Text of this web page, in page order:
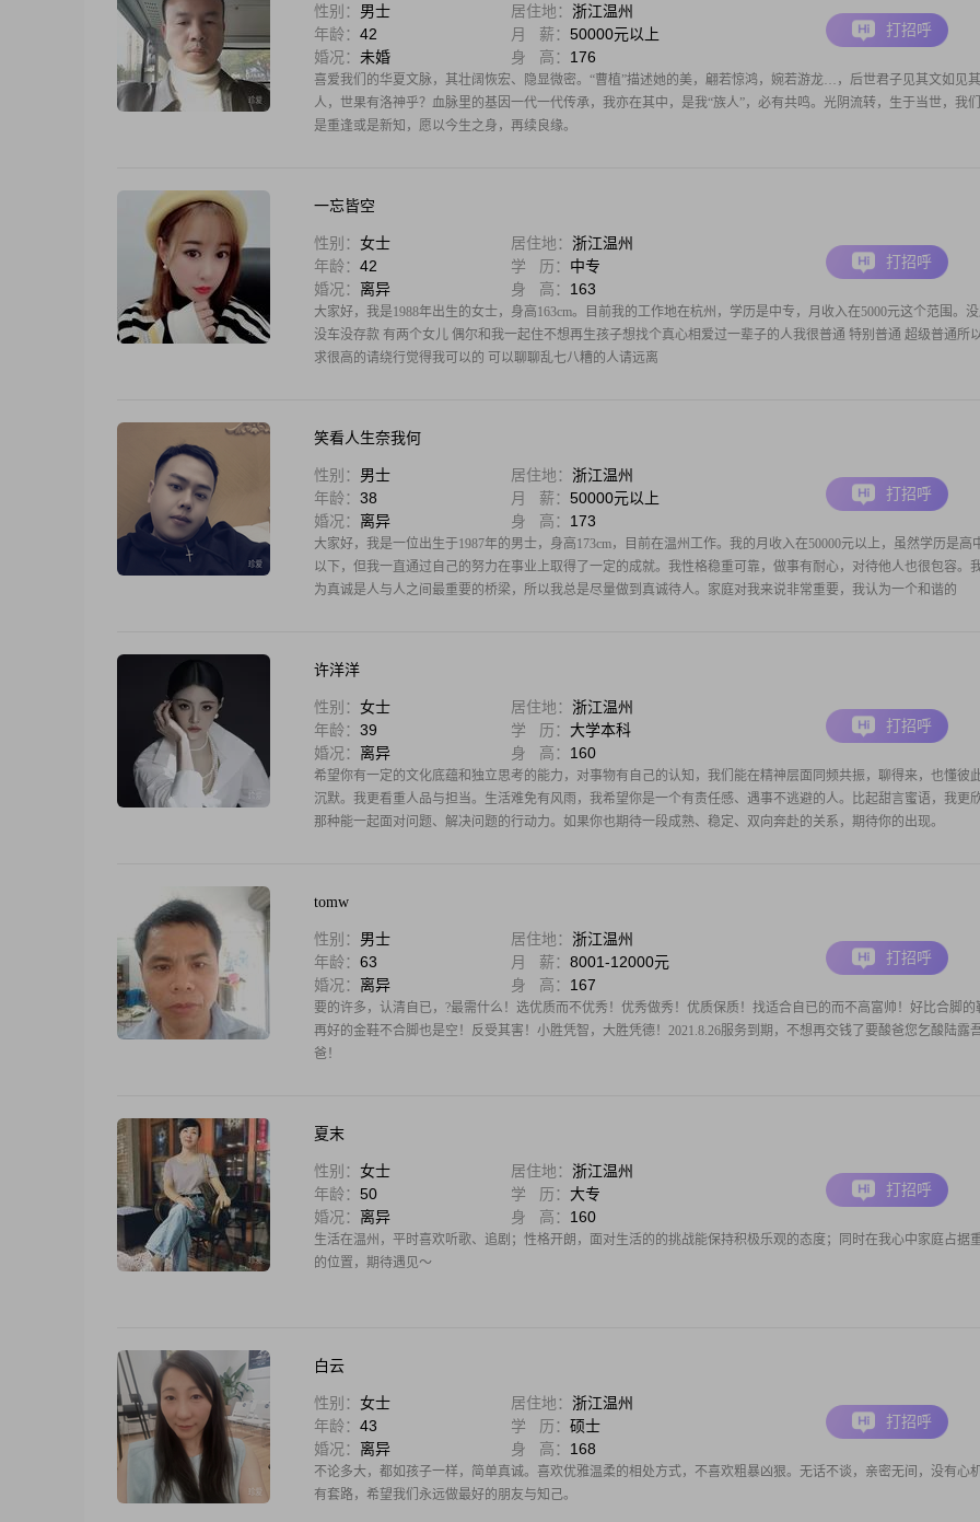
性别： 男士 居住地： 浙江温州
年龄： 42 月 薪： 50000元以上
婚况： 未婚 身 高： 176
喜爱我们的华夏文脉，其壮阔恢宏、隐显微密。“曹植”描述她的美，翩若惊鸿，婉若游龙…，后世君子见其文如见其
人，世果有洛神乎？血脉里的基因一代一代传承，我亦在其中，是我“族人”，必有共鸣。光阴流转，生于当世，我
是重逢或是新知，愿以今生之身，再续良缘。
打招呼
一忘皆空
性别： 女士 居住地： 浙江温州
年龄： 42 学 历： 中专
婚况： 离异 身 高： 163
大家好，我是1988年出生的女士，身高163cm。目前我的工作地在杭州，学历是中专，月收入在5000元这个范围。
没车没存款 有两个女儿 偶尔和我一起住不想再生孩子想找个真心相爱过一辈子的人我很普通 特别普通 超级普通所
求很高的请绕行觉得我可以的 可以聊聊乱七八糟的人请远离
打招呼
笑看人生奈我何
性别： 男士 居住地： 浙江温州
年龄： 38 月 薪： 50000元以上
婚况： 离异 身 高： 173
大家好，我是一位出生于1987年的男士，身高173cm，目前在温州工作。我的月收入在50000元以上，虽然学历是高
以下，但我一直通过自己的努力在事业上取得了一定的成就。我性格稳重可靠，做事有耐心，对待他人也很包容。
为真诚是人与人之间最重要的桥梁，所以我总是尽量做到真诚待人。家庭对我来说非常重要，我认为一个和谐的
打招呼
许洋洋
性别： 女士 居住地： 浙江温州
年龄： 39 学 历： 大学本科
婚况： 离异 身 高： 160
希望你有一定的文化底蕴和独立思考的能力，对事物有自己的认知，我们能在精神层面同频共振，聊得来，也懂彼
沉默。我更看重人品与担当。生活难免有风雨，我希望你是一个有责任感、遇事不逃避的人。比起甜言蜜语，我更
那种能一起面对问题、解决问题的行动力。如果你也期待一段成熟、稳定、双向奔赴的关系，期待你的出现。
打招呼
tomw
性别： 男士 居住地： 浙江温州
年龄： 63 月 薪： 8001-12000元
婚况： 离异 身 高： 167
要的许多，认清自已，?最需什么！选优质而不优秀！优秀做秀！优质保质！找适合自已的而不高富帅！好比合脚的
再好的金鞋不合脚也是空！反受其害！小胜凭智，大胜凭德！2021.8.26服务到期，不想再交钱了要酸爸您乞酸陆露
爸！
打招呼
夏末
性别： 女士 居住地： 浙江温州
年龄： 50 学 历： 大专
婚况： 离异 身 高： 160
生活在温州，平时喜欢听歌、追剧；性格开朗，面对生活的的挑战能保持积极乐观的态度；同时在我心中家庭占据
的位置，期待遇见～
打招呼
白云
性别： 女士 居住地： 浙江温州
年龄： 43 学 历： 硕士
婚况： 离异 身 高： 168
不论多大，都如孩子一样，简单真诚。喜欢优雅温柔的相处方式，不喜欢粗暴凶狠。无话不谈，亲密无间，没有心
有套路，希望我们永远做最好的朋友与知己。
打招呼